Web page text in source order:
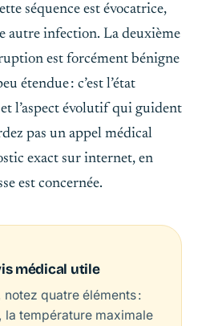
séquence est évocatrice,
autre infection. La deuxième
est forcément bénigne
étendue : c’est l’état
et l’aspect évolutif qui guident
pas un appel médical
exact sur internet, en
est concernée.
médical utile
notez quatre éléments :
la température maximale